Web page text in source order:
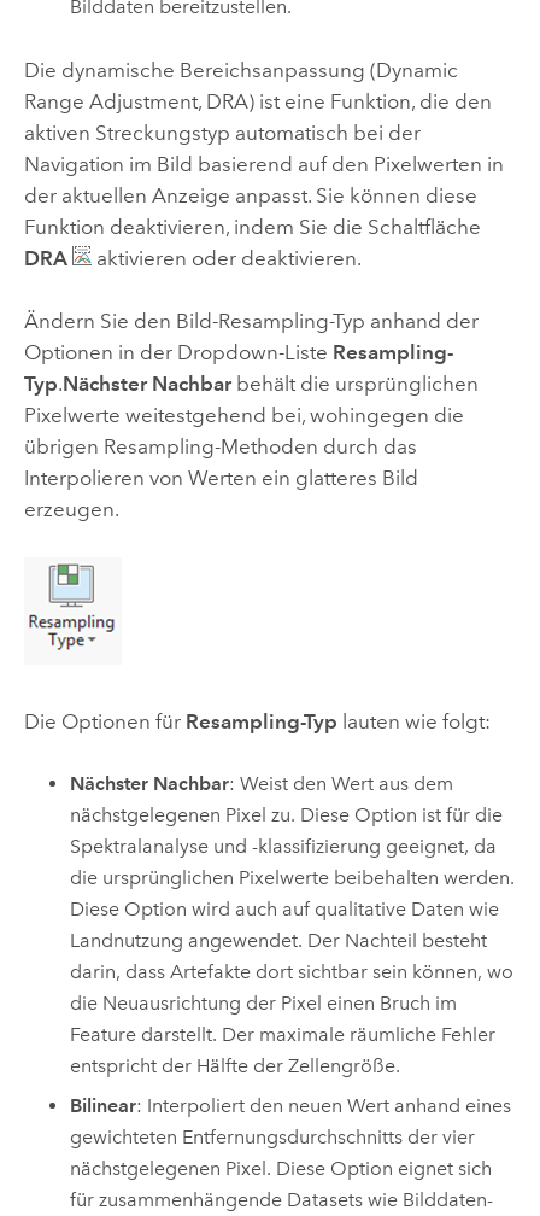
Bilddaten bereitzustellen.
Die dynamische Bereichsanpassung (Dynamic
Range Adjustment, DRA) ist eine Funktion, die den
aktiven Streckungstyp automatisch bei der
Navigation im Bild basierend auf den Pixelwerten in
der aktuellen Anzeige anpasst. Sie können diese
Funktion deaktivieren, indem Sie die Schaltfläche
DRA
aktivieren oder deaktivieren.
Ändern Sie den Bild-Resampling-Typ anhand der
Optionen in der Dropdown-Liste Resampling-
Typ.Nächster Nachbarbehält die ursprünglichen
Pixelwerte weitestgehend bei, wohingegen die
übrigen Resampling-Methoden durch das
Interpolieren von Werten ein glatteres Bild
erzeugen.
Die Optionen für Resampling-Typ lauten wie folgt:
Nächster Nachbar: Weist den Wert aus dem
nächstgelegenen Pixel zu. Diese Option ist für die
Spektralanalyse und -klassifizierung geeignet, da
die ursprünglichen Pixelwerte beibehalten werden.
Diese Option wird auch auf qualitative Daten wie
Landnutzung angewendet. Der Nachteil besteht
darin, dass Artefakte dort sichtbar sein können, wo
die Neuausrichtung der Pixel einen Bruch im
Feature darstellt. Der maximale räumliche Fehler
entspricht der Hälfte der Zellengröße.
Bilinear: Interpoliert den neuen Wert anhand eines
gewichteten Entfernungsdurchschnitts der vier
nächstgelegenen Pixel. Diese Option eignet sich
für zusammenhängende Datasets wie Bilddaten-